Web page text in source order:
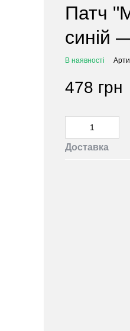
Патч
синій
В наявності
478 грн
Доставка